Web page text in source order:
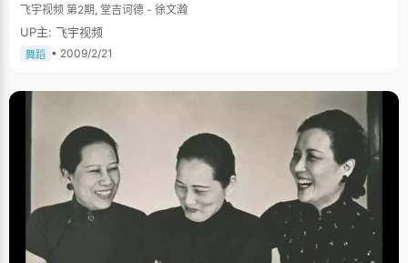
飞宇视频 第2期, 堂吉诃德 - 徐文瀚
UP主: 飞宇视频
舞蹈 • 2009/2/21